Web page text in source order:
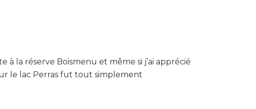
à la réserve Boismenu et même si j’ai apprécié
le lac Perras fut tout simplement